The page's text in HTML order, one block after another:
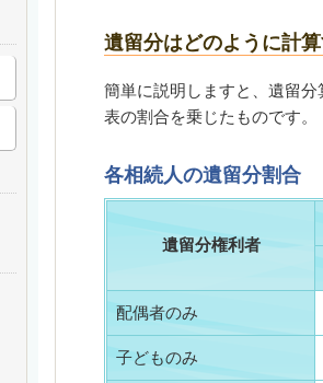
遺留分はどのように計算
簡単に説明しますと、遺留
表の割合を乗じたものです。
各相続人の遺留分割合
遺留分権利者
配偶者のみ
子どものみ